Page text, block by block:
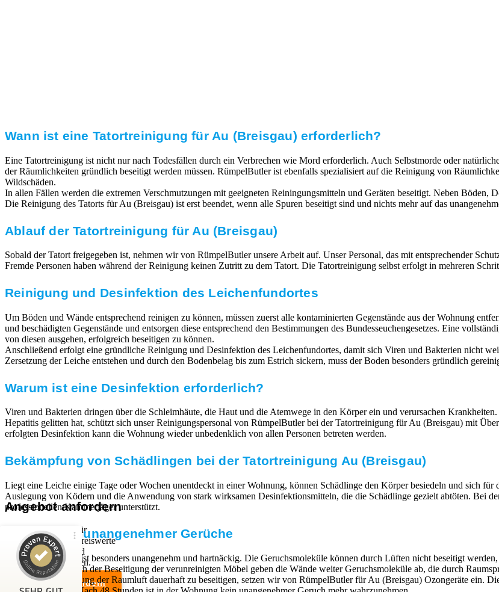
Wann ist eine Tatortreinigung für Au (Breisgau) erforderlich?
Eine Tatortreinigung ist nicht nur nach Todesfällen durch ein Verbrechen wie Mord erforderlich. Auch Selbstmorde oder
der Räumlichkeiten gründlich beseitigt werden müssen. RümpelButler ist ebenfalls spezialisiert auf die Reinigung von
Wildschäden.
In allen Fällen werden die extremen Verschmutzungen mit geeigneten Reiningungsmitteln und Geräten beseitigt. Neben
Die Reinigung des Tatorts für Au (Breisgau) ist erst beendet, wenn alle Spuren beseitigt sind und nichts mehr auf das
Ablauf der Tatortreinigung für Au (Breisgau)
Sobald der Tatort freigegeben ist, nehmen wir von RümpelButler unsere Arbeit auf. Unser Personal, das mit entsprechender
Fremde Personen haben während der Reinigung keinen Zutritt zu dem Tatort. Die Tatortreinigung selbst erfolgt in mehreren
Reinigung und Desinfektion des Leichenfundortes
Um Böden und Wände entsprechend reinigen zu können, müssen zuerst alle kontaminierten Gegenstände aus der Wohnung
und beschädigten Gegenstände und entsorgen diese entsprechend den Bestimmungen des Bundesseuchengesetzes. Eine
von diesen ausgehen, erfolgreich beseitigen zu können.
Anschließend erfolgt eine gründliche Reinigung und Desinfektion des Leichenfundortes, damit sich Viren und Bakterien nicht
Zersetzung der Leiche entstehen und durch den Bodenbelag bis zum Estrich sickern, muss der Boden besonders gründlich
Warum ist eine Desinfektion erforderlich?
Viren und Bakterien dringen über die Schleimhäute, die Haut und die Atemwege in den Körper ein und verursachen
Hepatitis gelitten hat, schützt sich unser Reinigungspersonal von RümpelButler bei der Tatortreinigung für Au (Breisgau) mit
erfolgten Desinfektion kann die Wohnung wieder unbedenklich von allen Personen betreten werden.
Bekämpfung von Schädlingen bei der Tatortreinigung Au (Breisgau)
Liegt eine Leiche einige Tage oder Wochen unentdeckt in einer Wohnung, können Schädlinge den Körper besiedeln und sich
Auslegung von Ködern und die Anwendung von stark wirksamen Desinfektionsmitteln, die die Schädlinge gezielt abtöten. Bei
professionellen Kammerjäger unterstützt.
Beseitigung unangenehmer Gerüche
Der Leichengeruch ist besonders unangenehm und hartnäckig. Die Geruchsmoleküle können durch Lüften nicht beseitigt
festsetzen. Auch nach der Beseitigung der verunreinigten Möbel geben die Wände weiter Geruchsmoleküle ab, die durch
Um die Verunreinigung der Raumluft dauerhaft zu beseitigen, setzen wir von RümpelButler für Au (Breisgau) Ozongeräte ein.
Angebot anfordern
Wir sind Experten für
professionelle und preiswerte
Entrümpelungen und
Haushaltsauflösungen.
Angebot anfordern
Kundenbewertungen und Erfahrungen zu
RümpelButler